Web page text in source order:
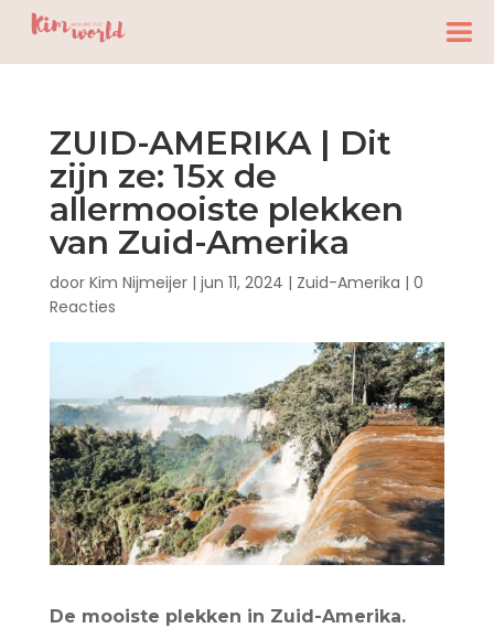
ZUID-AMERIKA | Dit
zijn ze: 15x de
allermooiste plekken
van Zuid-Amerika
door Kim Nijmeijer| jun 11, 2024 | Zuid-Amerika | 0
Reacties
De mooiste plekken in Zuid-Amerika.